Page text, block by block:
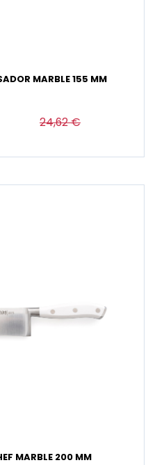
MARBLE 155 MM
24,62 €
MARBLE 200 MM